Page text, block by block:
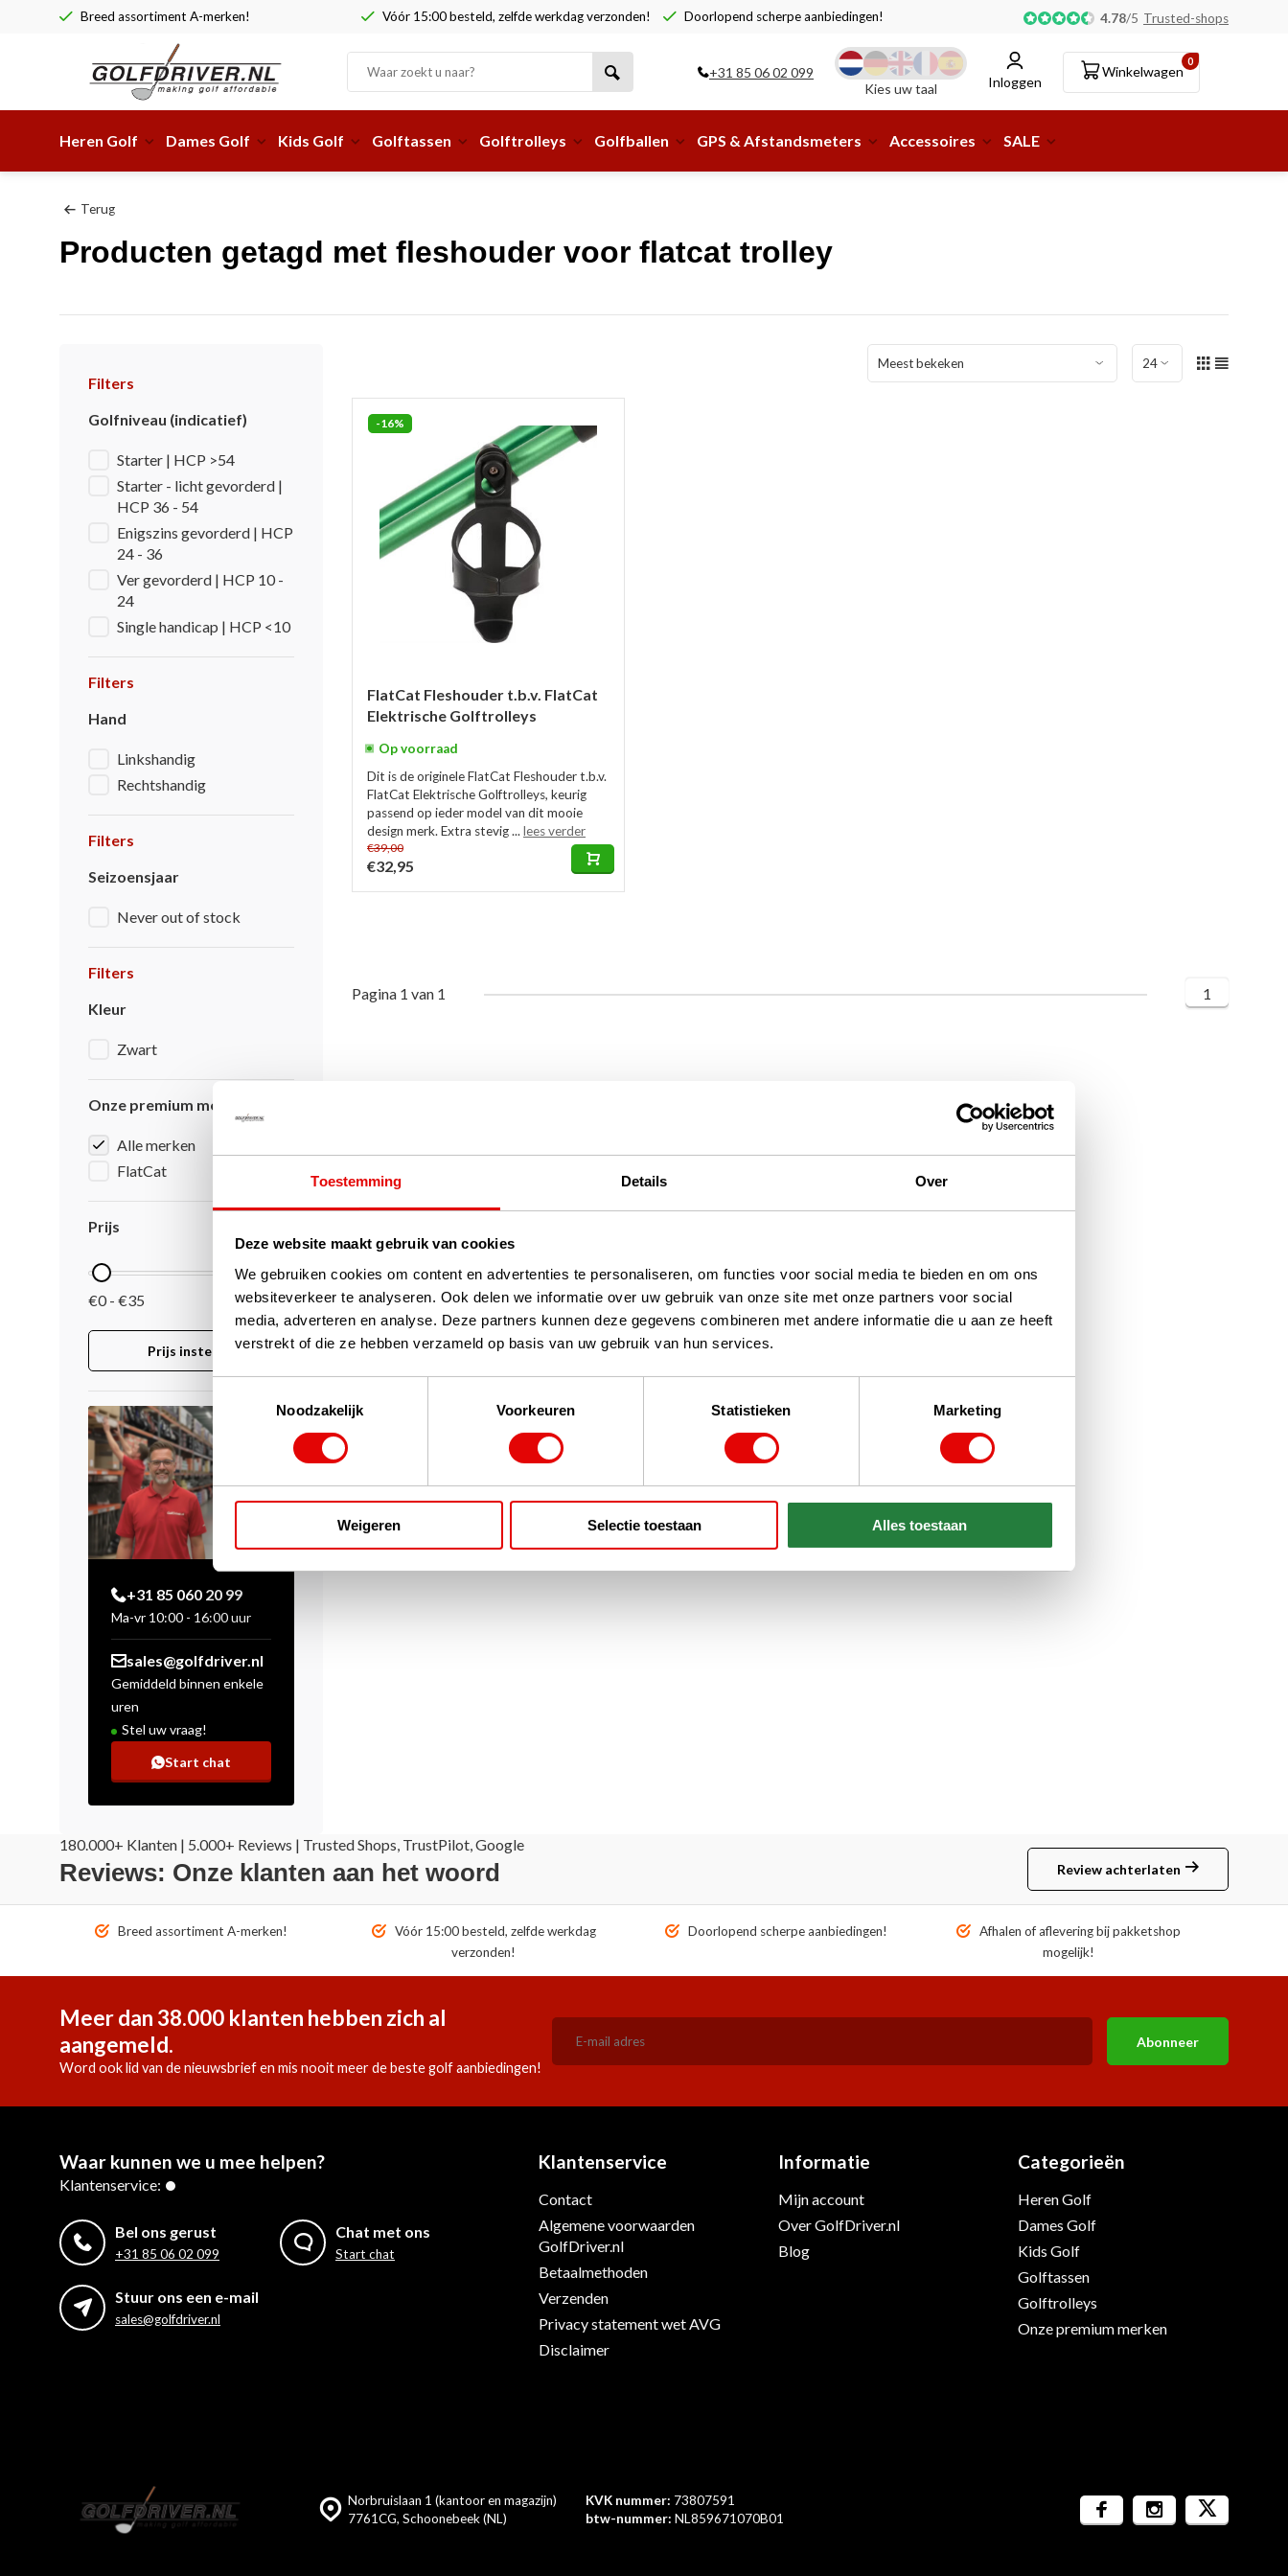
Toestemming Details Over
Deze website maakt gebruik van cookies
We gebruiken cookies om content en advertenties te personaliseren, om functies voor social media te bieden en om ons
websiteverkeer te analyseren. Ook delen we informatie over uw gebruik van onze site met onze partners voor social
media, adverteren en analyse. Deze partners kunnen deze gegevens combineren met andere informatie die u aan ze heeft
verstrekt of die ze hebben verzameld op basis van uw gebruik van hun services.
Noodzakelijk
Voorkeuren Statistieken Marketing
Weigeren Selectie toestaan Alles toestaan
Breed assortiment A-merken! Vóór 15:00 besteld, zelfde werkdag verzonden! Doorlopend scherpe aanbiedingen! Afhalen of aflevering bij pakketshop mogelijk!
4.78/5 Trusted-shops
+31 85 06 02 099
Kies uw taal
Inloggen
0
Winkelwagen
Heren Golf Dames Golf Kids Golf Golftassen Golftrolleys Golfballen GPS & Afstandsmeters Accessoires SALE
Terug
Producten getagd met fleshouder voor flatcat trolley
Filters
Golfniveau (indicatief)
Starter | HCP >54
Starter - licht gevorderd |
HCP 36 - 54
Enigszins gevorderd | HCP
24 - 36
Ver gevorderd | HCP 10 -
24
Single handicap | HCP <10
Filters
Hand
Linkshandig
Rechtshandig
Filters
Seizoensjaar
Never out of stock
Filters
Kleur
Zwart
Onze premium merken
Alle merken
FlatCat
Prijs
€0 - €35
Prijs instellen
+31 85 060 20 99
Ma-vr 10:00 - 16:00 uur
sales@golfdriver.nl
Gemiddeld binnen enkele
uren
Stel uw vraag!
Start chat
-16%
FlatCat Fleshouder t.b.v. FlatCat
Elektrische Golftrolleys
Op voorraad
Dit is de originele FlatCat Fleshouder t.b.v.
FlatCat Elektrische Golftrolleys, keurig
passend op ieder model van dit mooie
design merk. Extra stevig ... lees verder
€39,00
€32,95
Pagina 1 van 1 1
180.000+ Klanten | 5.000+ Reviews | Trusted Shops, TrustPilot, Google
Reviews: Onze klanten aan het woord Review achterlaten
Breed assortiment A-merken!
Vóór 15:00 besteld, zelfde werkdag
verzonden!
Doorlopend scherpe aanbiedingen!
Afhalen of aflevering bij pakketshop
mogelijk!
Meer dan 38.000 klanten hebben zich al
aangemeld.
Word ook lid van de nieuwsbrief en mis nooit meer de beste golf aanbiedingen!
Abonneer
Waar kunnen we u mee helpen?
Klantenservice:
Bel ons gerust
+31 85 06 02 099
Chat met ons
Start chat
Stuur ons een e-mail
sales@golfdriver.nl
Klantenservice
Contact
Algemene voorwaarden
GolfDriver.nl
Betaalmethoden
Verzenden
Privacy statement wet AVG
Disclaimer
Informatie
Mijn account
Over GolfDriver.nl
Blog
Categorieën
Heren Golf
Dames Golf
Kids Golf
Golftassen
Golftrolleys
Onze premium merken
Norbruislaan 1 (kantoor en magazijn)
7761CG, Schoonebeek (NL)
KVK nummer: 73807591
btw-nummer: NL859671070B01